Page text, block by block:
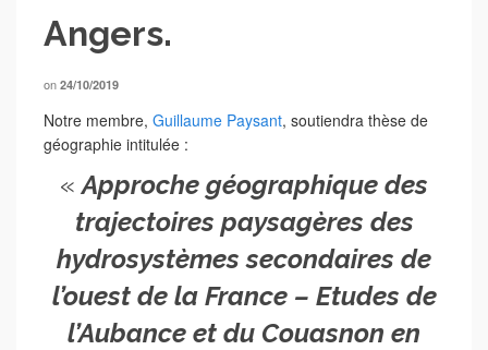
Angers.
on 24/10/2019
Notre membre, Guillaume Paysant, soutiendra thèse de
géographie intitulée :
«Approche géographique des
trajectoires paysagères des
hydrosystèmes secondaires de
l’ouest de la France – Etudes de
l’Aubance et du Couasnon en